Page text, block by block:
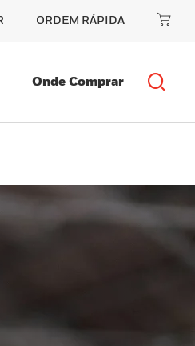
ORDEM RÁPIDA
Onde Comprar